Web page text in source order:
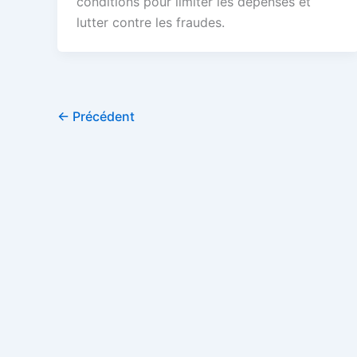
lutter contre les fraudes.
← Précédent